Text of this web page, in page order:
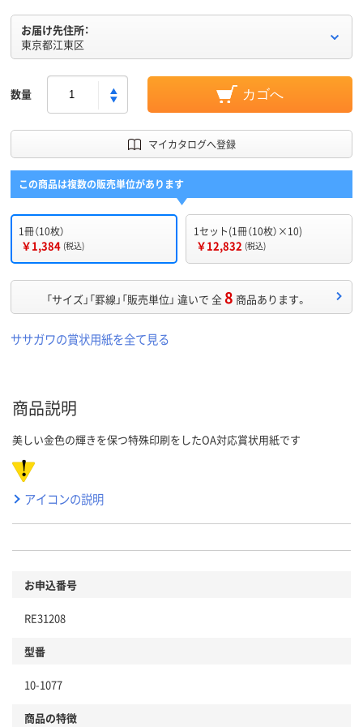
お届け先住所：
東京都江東区
数量 カゴへ
マイカタログへ登録
この商品は複数の販売単位があります
1冊（10枚）
￥1,384 (税込)
1セット(1冊（10枚）×10)
￥12,832 (税込)
「サイズ」「罫線」「販売単位」 違いで 全8 商品あります。
ササガワの賞状用紙を全て見る
商品説明
美しい金色の輝きを保つ特殊印刷をしたOA対応賞状用紙です
アイコンの説明
お申込番号
RE31208
型番
10-1077
商品の特徴